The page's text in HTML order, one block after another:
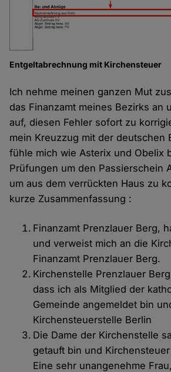
Entgeltabrechnung mit Kirchensteuer
Ich nehme meinen ganzen Mut
das Finanzamt meines Bezirks an
auf, diesen Fehler sofort zu
mein Kreuzzug mit der deutschen
fühle mich wie Asterix und Obelix
Prüfungen um den Passierschein
um aus dem verrückten Haus zu
kurze Zusammenfassung :
Finanzamt Prenzlauer Berg,
und verweist mich an die
Finanzamt Prenzlauer Berg.
Kirchenstelle Prenzlauer
dass ich als Mitglied der
Gemeinde angemeldet bin
Kirchensteuerstelle Berlin
Die Dame der Kirchenstelle
getauft bin und
Eine sehr unangenehme